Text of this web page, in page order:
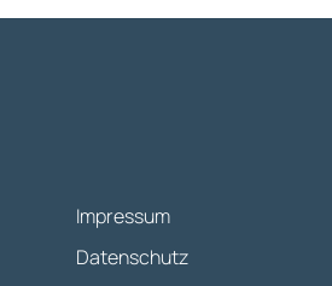
Impressum
Datenschutz